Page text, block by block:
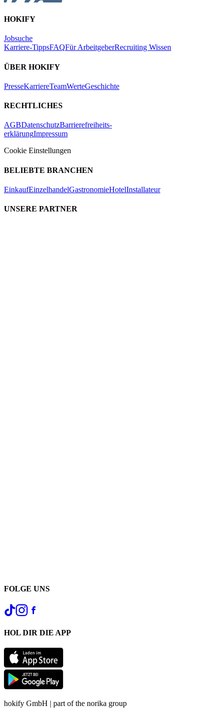
HOKIFY
Jobsuche
Karriere-TippsFAQFür ArbeitgeberRecruiting Wissen
ÜBER HOKIFY
PresseKarriereTeamWerteGeschichte
RECHTLICHES
AGBDatenschutzBarrierefreiheits-
erklärungImpressum
Cookie Einstellungen
BELIEBTE BRANCHEN
EinkaufEinzelhandelGastronomieHotelInstallateur
UNSERE PARTNER
FOLGE UNS
HOL DIR DIE APP
hokify GmbH | part of the norika group